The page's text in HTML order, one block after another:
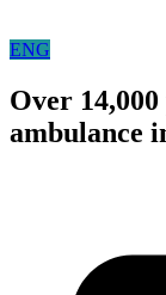
ENG
Over
ambulance